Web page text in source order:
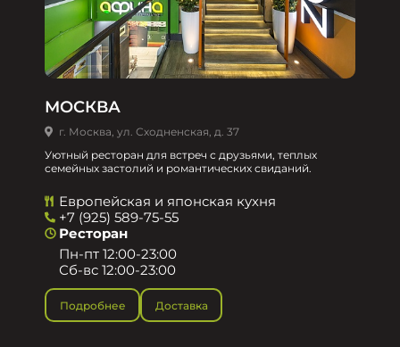
МОСКВА
г. Москва, ул. Сходненская, д. 37
Уютный ресторан для встреч с друзьями, теплых
семейных застолий и романтических свиданий.
Европейская и японская кухня
+7 (925) 589-75-55
Ресторан
Пн-пт 12:00-23:00
Сб-вс 12:00-23:00
Подробнее Доставка